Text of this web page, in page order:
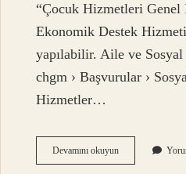
“Çocuk Hizmetleri
Ekonomik Destek
yapılabilir. Aile ve Sosyal
chgm › Başvurular ›
Hizmetler…
Devamını okuyunAile
Sosyal